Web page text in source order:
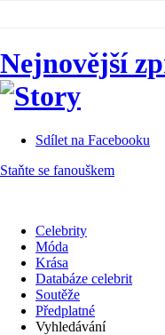
Nejnovější
Sdílet na Facebooku
Staňte se fanouškem
Celebrity
Móda
Krása
Databáze celebrit
Soutěže
Předplatné
Vyhledávání